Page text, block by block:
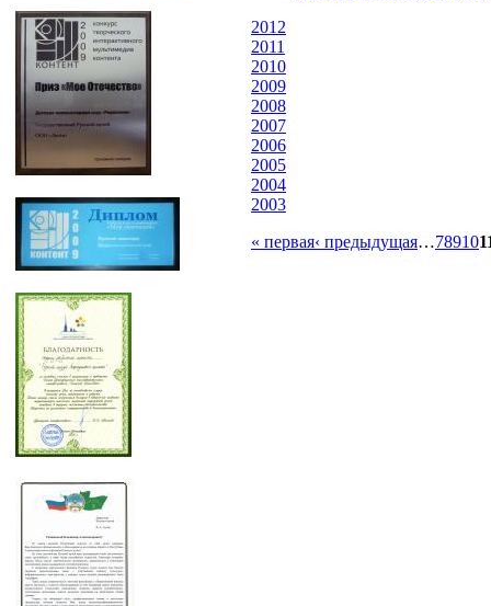
2012
2011
2010
2009
2008
2007
2006
2005
2004
2003
« первая‹ предыдущая…78910